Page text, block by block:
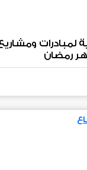
لمبادرات
رمضان